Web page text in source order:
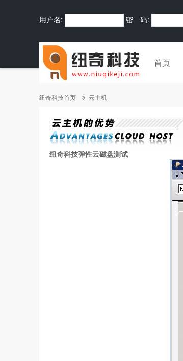
用户名: 密 码:
首页
纽奇科技首页 云主机
纽奇科技弹性云磁盘测试